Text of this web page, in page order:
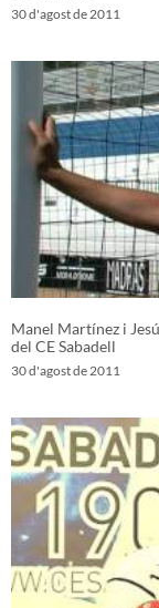
30 d'agost de 2011
Manel Martínez i
del CE Sabadell
30 d'agost de 2011